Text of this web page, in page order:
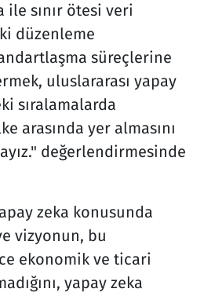
sınır ötesi veri
düzenleme
süreçlerine
uluslararası yapay
sıralamalarda
arasında yer almasını
değerlendirmesinde
zeka konusunda
vizyonun, bu
ekonomik ve ticari
yapay zeka